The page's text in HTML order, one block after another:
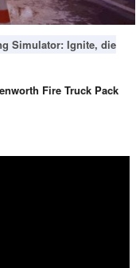
Simulator: Ignite, die
Fire Truck Pack